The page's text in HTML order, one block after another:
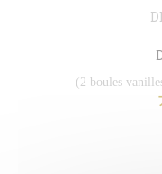
(2 boules